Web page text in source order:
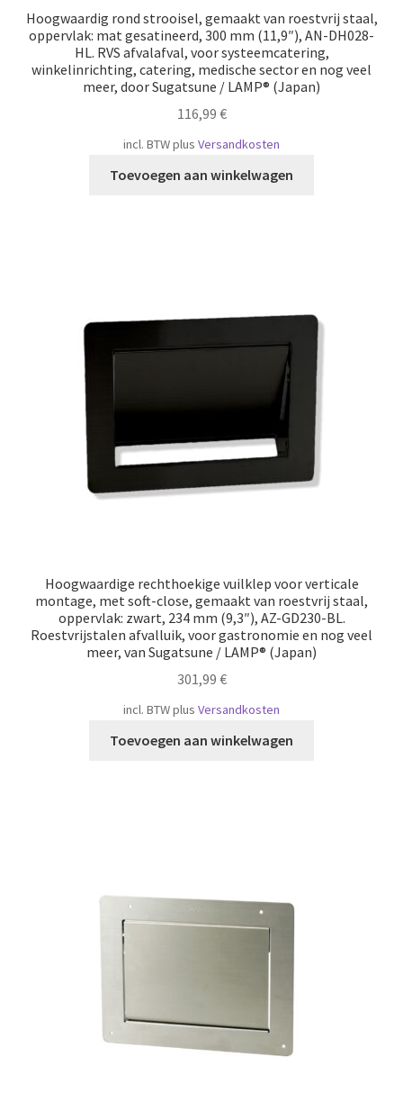
Hoogwaardig rond strooisel, gemaakt van roestvrij staal,
oppervlak: mat gesatineerd, 300 mm (11,9″), AN-DH028-
HL. RVS afvalafval, voor systeemcatering,
winkelinrichting, catering, medische sector en nog veel
meer, door Sugatsune / LAMP® (Japan)
116,99 €
incl. BTWplus Versandkosten
Toevoegen aan winkelwagen
Hoogwaardige rechthoekige vuilklep voor verticale
montage, met soft-close, gemaakt van roestvrij staal,
oppervlak: zwart, 234 mm (9,3″), AZ-GD230-BL.
Roestvrijstalen afvalluik, voor gastronomie en nog veel
meer, van Sugatsune / LAMP® (Japan)
301,99 €
incl. BTWplus Versandkosten
Toevoegen aan winkelwagen